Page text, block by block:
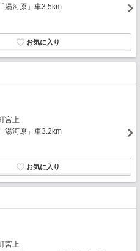
湯河原」車3.5km
宮上
湯河原」車3.2km
宮上